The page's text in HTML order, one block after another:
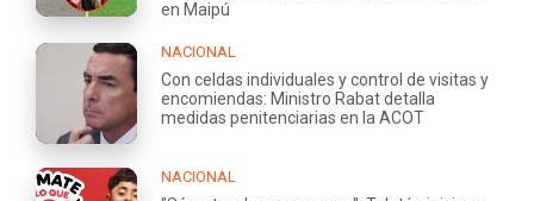
en Maipú
NACIONAL
Con celdas individuales y control de visitas y
encomiendas: Ministro Rabat detalla
medidas penitenciarias en la ACOT
NACIONAL